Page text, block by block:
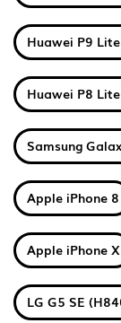
Huawei P9
Huawei P8
Samsung
Apple iPhone 8
Apple iPhone X
LG G5 SE